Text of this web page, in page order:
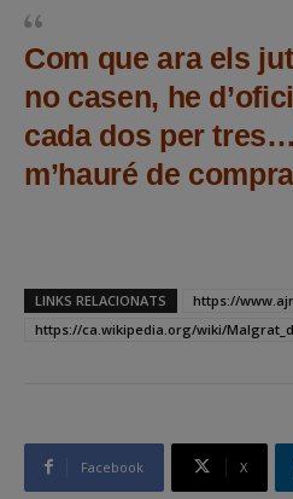
Com que ara els
no casen, he
cada dos per
m’hauré de
LINKS RELACIONATS
https://
https://ca.wikipedia.org/wiki/
Facebook X